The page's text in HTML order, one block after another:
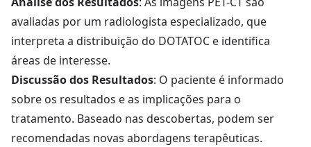
avaliadas por um radiologista especializado, que
interpreta a distribuição do DOTATOC e identifica
áreas de interesse.
Discussão dos Resultados: O paciente é informado
sobre os resultados e as implicações para o
tratamento. Baseado nas descobertas, podem ser
recomendadas novas abordagens terapêuticas.